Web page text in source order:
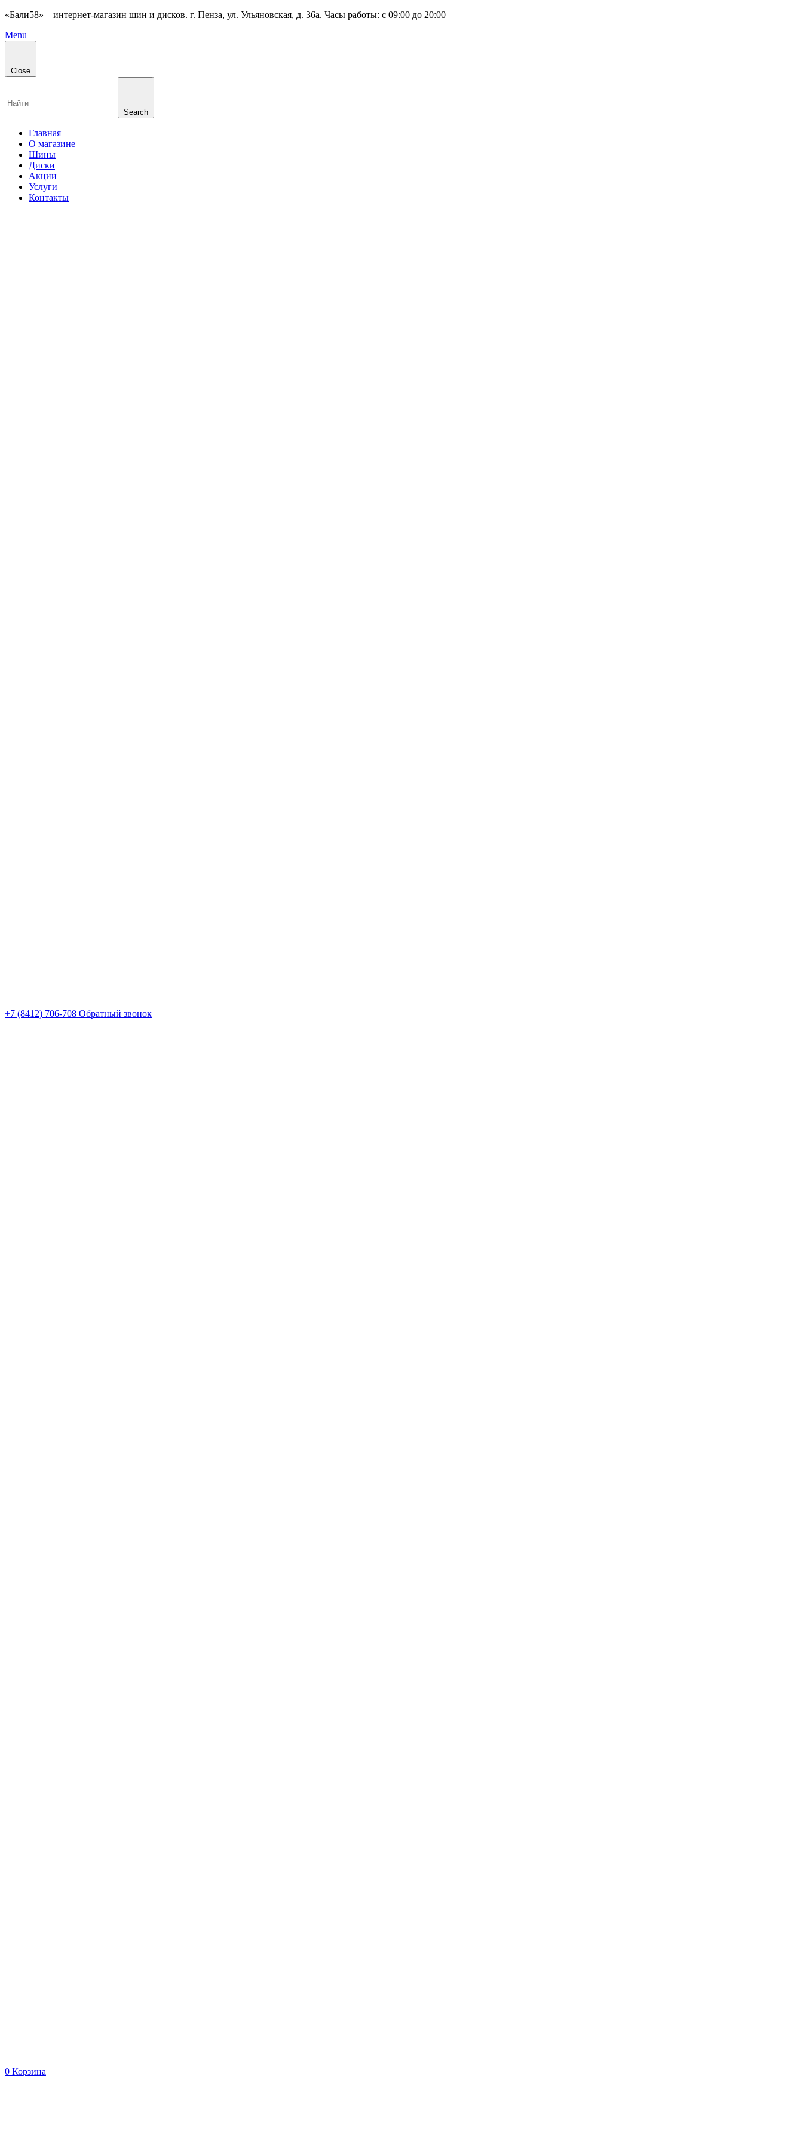
«Бали58» – интернет-магазин шин и дисков. г. Пенза, ул. Ульяновская, д. 36а. Часы работы: с 09:00 до 20:00
Menu
Close
Search
Главная
О магазине
Шины
Диски
Акции
Услуги
Контакты
+7 (8412) 706-708 Обратный звонок
0 Корзина